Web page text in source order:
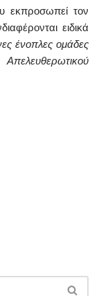
εκπροσωπεί τον
ειδικά
ένοπλες ομάδες